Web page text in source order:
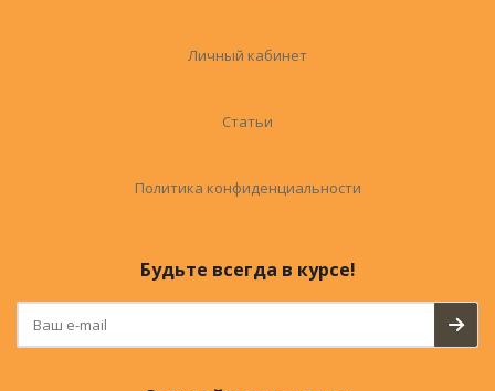
Личный кабинет
Статьи
Политика конфиденциальности
Будьте всегда в курсе!